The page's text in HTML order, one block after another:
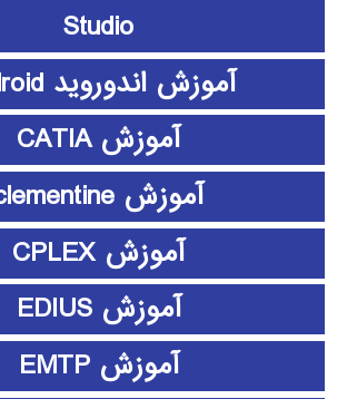
Studio
آموزش اندوروید android
آموزش CATIA
آموزش clementine
آموزش CPLEX
آموزش EDIUS
آموزش EMTP